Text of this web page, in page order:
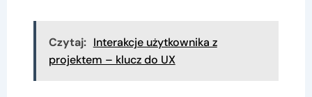
Czytaj: Interakcje użytkownika z
projektem – klucz do UX